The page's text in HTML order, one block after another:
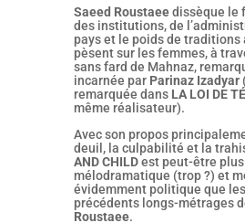
Saeed Roustaeedissèque le
des institutions, de
pays et le poids de traditions
pèsent sur les femmes, à
sans fard de Mahnaz,
incarnée par Parinaz Izadyar
remarquée dans LA LOI DE
même réalisateur).
Avec son propos
deuil, la culpabilité et la
AND CHILDest peut-être plus
mélodramatique (trop ?) et
évidemment politique que
précédents longs-métrages
Roustaee.